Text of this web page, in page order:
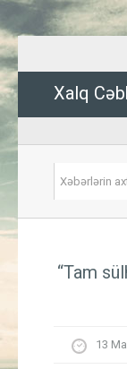
Xalq
“Tam
13